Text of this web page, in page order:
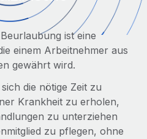
Verwalten von
HR-Aufgaben
HR in bestehende Abläufe
für wachsende
um Teams zu
Währungen und
Freelancer:innen
ist eine
einem Arbeitnehmer aus
gewährt wird.
die nötige Zeit zu
Krankheit zu erholen,
zu unterziehen
zu pflegen, ohne